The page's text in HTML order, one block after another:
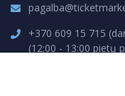
+370 609 15 715
(12:00 - 13:00 pietų